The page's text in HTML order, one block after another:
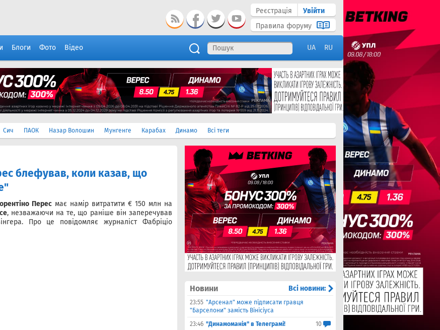
Реєстрація
Увійти
Правила форуму
Блоги Фото Відео UA RU
Сич ПАОК Назар Волошин Мунгенге Карабах Динамо Всі теги
блефував, коли казав, що
Перес має намір витратити € 150 млн на
, незважаючи на те, що раніше він заперечував
Про це повідомляє журналіст Фабріціо
Новини Всі новини:
23:55 "Арсенал" може підписати гравця
"Барселони" замість Вінісіуса
23:46 "Динамоманія" в Телеграмі!
10